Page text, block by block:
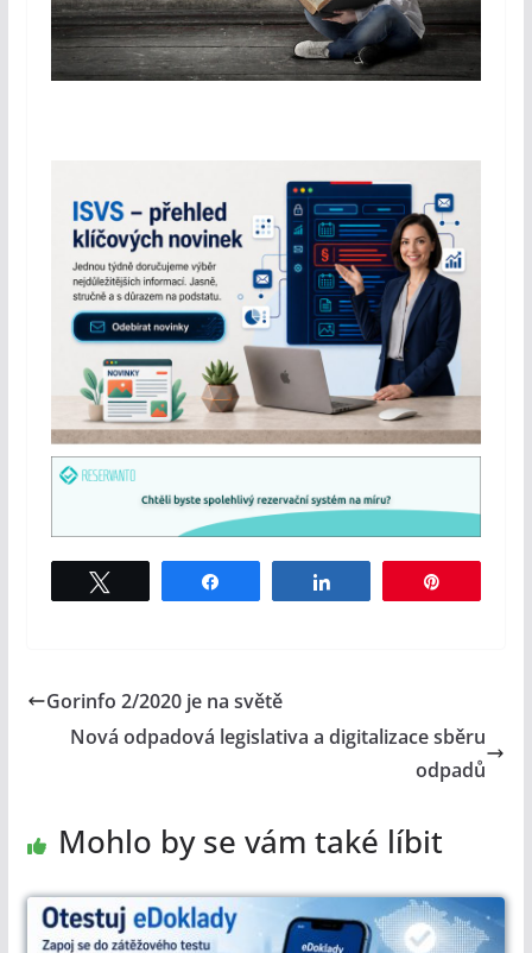
Gorinfo 2/2020 je na světě
Nová odpadová legislativa a digitalizace sběru
odpadů
Mohlo by se vám také líbit